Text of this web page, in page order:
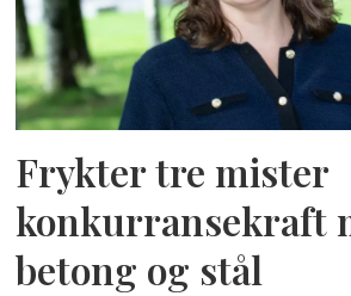
Frykter tre mister
konkurransekraft
betong og stål